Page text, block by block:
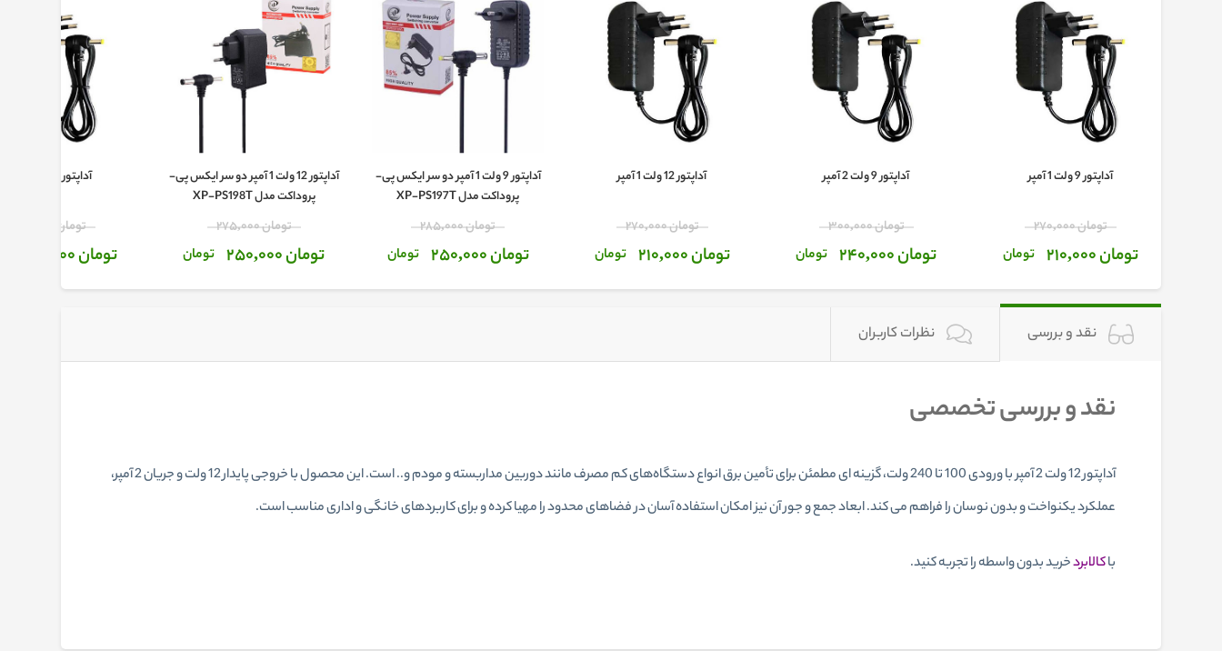
آداپتور 9 ولت 1 آمپر
تومان 270,000
تومان 210,000 تومان
آداپتور 9 ولت 2 آمپر
تومان 300,000
تومان 240,000 تومان
آداپتور 12 ولت 1 آمپر
تومان 270,000
تومان 210,000 تومان
آداپتور 9 ولت 1 آمپر دو سر ایکس پی-
پروداکت مدل XP-PS197T
تومان 285,000
تومان 250,000 تومان
آداپتور 12 ولت 1 آمپر دو سر ایکس پی-
پروداکت مدل XP-PS198T
تومان 275,000
تومان 250,000 تومان
آداپتور 9 ولت 1 آمپر
تومان 270,000
تومان 210,000
نقد و بررسی نظرات کاربران
نقد و بررسی تخصصی
آداپتور 12 ولت 2 آمپر با ورودی 100 تا 240 ولت، گزینه‌ ای مطمئن برای تأمین برق انواع دستگاه‌های کم‌ مصرف مانند دوربین مدار‌بسته و مودم و.. است. این محصول با خروجی پایدار 12 ولت و جریان 2 آمپر،
عملکرد یکنواخت و بدون نوسان را فراهم می‌ کند. ابعاد جمع‌ و جور آن نیز امکان استفاده آسان در فضاهای محدود را مهیا کرده و برای کاربردهای خانگی و اداری مناسب است.
باکالابردخرید بدون واسطه را تجربه کنید.